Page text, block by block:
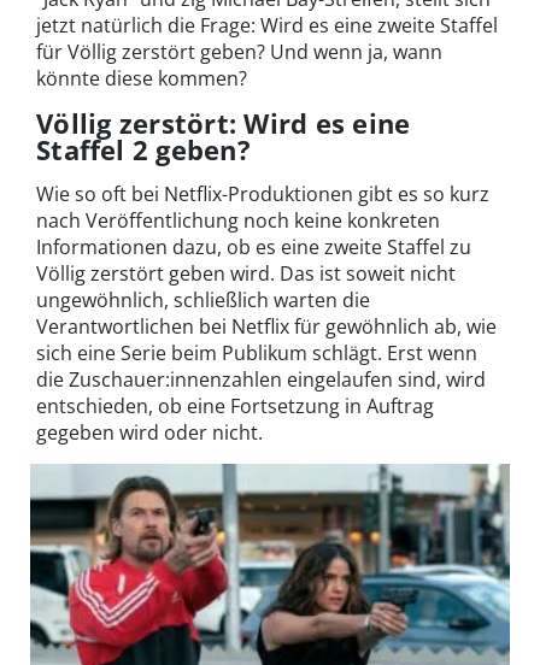
jetzt natürlich die Frage: Wird es eine zweite Staffel
für Völlig zerstört geben? Und wenn ja, wann
könnte diese kommen?
Völlig zerstört: Wird es eine
Staffel 2 geben?
Wie so oft bei Netflix-Produktionen gibt es so kurz
nach Veröffentlichung noch keine konkreten
Informationen dazu, ob es eine zweite Staffel zu
Völlig zerstört geben wird. Das ist soweit nicht
ungewöhnlich, schließlich warten die
Verantwortlichen bei Netflix für gewöhnlich ab, wie
sich eine Serie beim Publikum schlägt. Erst wenn
die Zuschauer:innenzahlen eingelaufen sind, wird
entschieden, ob eine Fortsetzung in Auftrag
gegeben wird oder nicht.